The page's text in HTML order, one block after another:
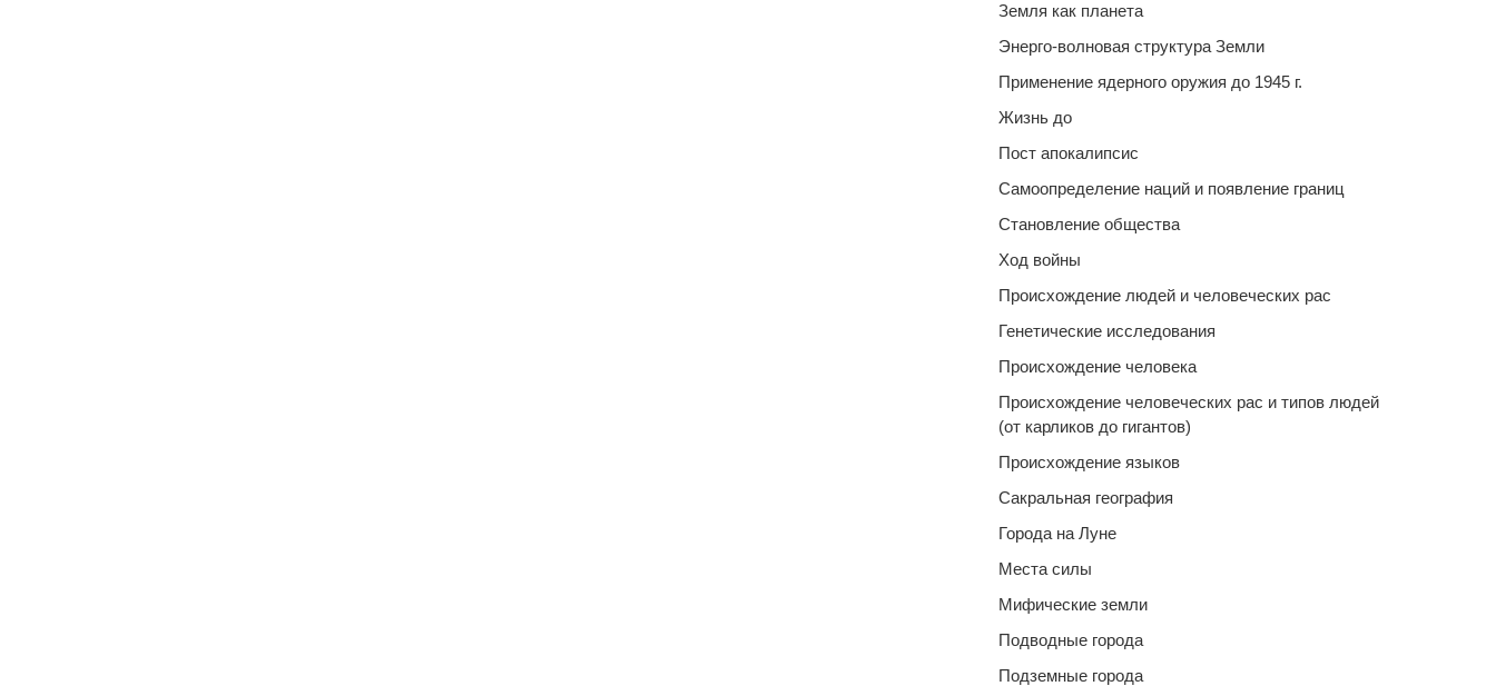
Земля как планета
Энерго-волновая структура Земли
Применение ядерного оружия до 1945 г.
Жизнь до
Пост апокалипсис
Самоопределение наций и появление границ
Становление общества
Ход войны
Происхождение людей и человеческих рас
Генетические исследования
Происхождение человека
Происхождение человеческих рас и типов людей
(от карликов до гигантов)
Происхождение языков
Сакральная география
Города на Луне
Места силы
Мифические земли
Подводные города
Подземные города